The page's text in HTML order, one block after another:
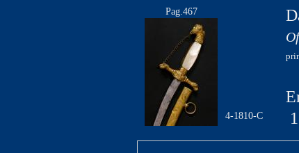
Pag.467
4-1810-C